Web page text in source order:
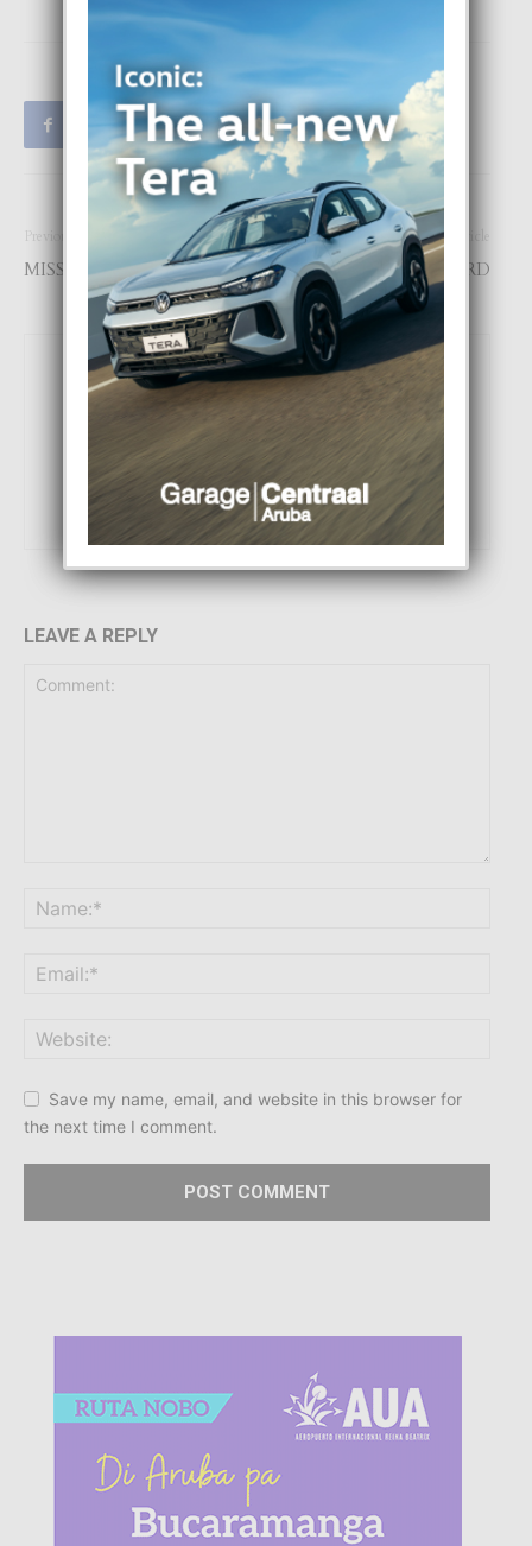
Previous article
MISS UNIVERSE 2019
Next article
CHRISTMAS CARD
Focus Magazine
LEAVE A REPLY
Save my name, email, and website in this browser for
the next time I comment.